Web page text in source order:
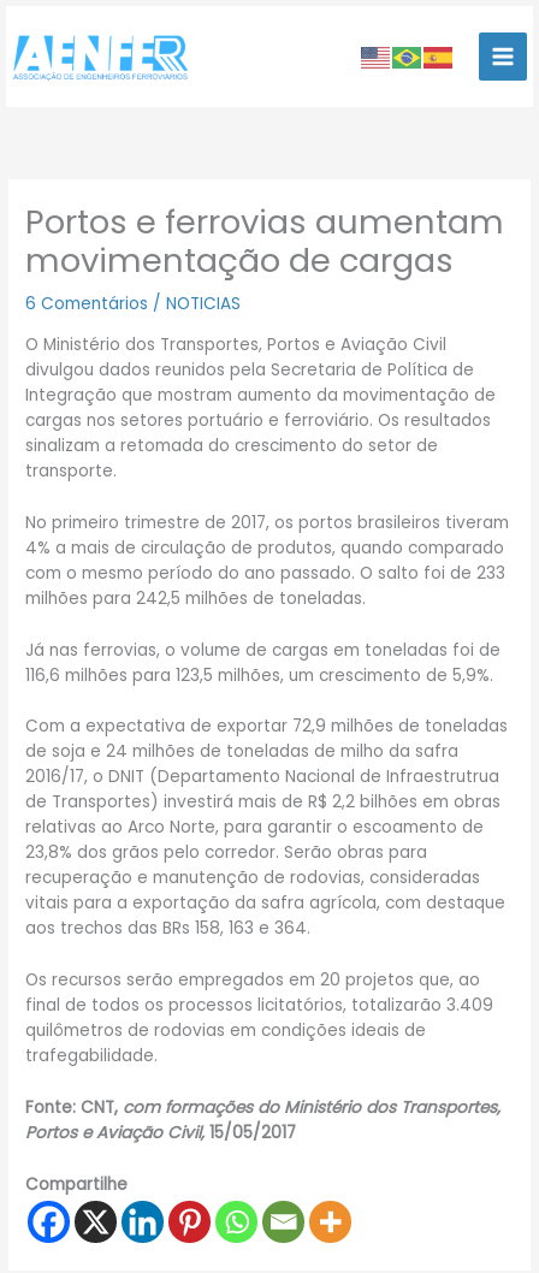
para
conteúdo
Portos e ferrovias aumentam
movimentação de cargas
6 Comentários /NOTICIAS
O Ministério dos Transportes, Portos e Aviação Civil
divulgou dados reunidos pela Secretaria de Política de
Integração que mostram aumento da movimentação de
cargas nos setores portuário e ferroviário. Os resultados
sinalizam a retomada do crescimento do setor de
transporte.
No primeiro trimestre de 2017, os portos brasileiros tiveram
4% a mais de circulação de produtos, quando comparado
com o mesmo período do ano passado. O salto foi de 233
milhões para 242,5 milhões de toneladas.
Já nas ferrovias, o volume de cargas em toneladas foi de
116,6 milhões para 123,5 milhões, um crescimento de 5,9%.
Com a expectativa de exportar 72,9 milhões de toneladas
de soja e 24 milhões de toneladas de milho da safra
2016/17, o DNIT (Departamento Nacional de Infraestrutrua
de Transportes) investirá mais de R$ 2,2 bilhões em obras
relativas ao Arco Norte, para garantir o escoamento de
23,8% dos grãos pelo corredor. Serão obras para
recuperação e manutenção de rodovias, consideradas
vitais para a exportação da safra agrícola, com destaque
aos trechos das BRs 158, 163 e 364.
Os recursos serão empregados em 20 projetos que, ao
final de todos os processos licitatórios, totalizarão 3.409
quilômetros de rodovias em condições ideais de
trafegabilidade.
Fonte: CNT, com formações do Ministério dos Transportes,
Portos e Aviação Civil,15/05/2017
Compartilhe